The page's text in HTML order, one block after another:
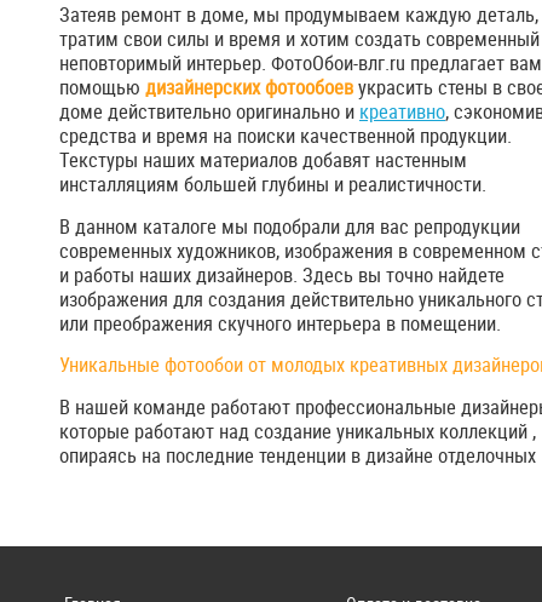
Затеяв ремонт в доме, мы продумываем каждую деталь,
тратим свои силы и время и хотим создать современный
неповторимый интерьер. ФотоОбои-влг.ru предлагает
помощью дизайнерских фотообоевукрасить стены в
доме действительно оригинально и креативно,
средства и время на поиски качественной продукции.
Текстуры наших материалов добавят настенным
инсталляциям большей глубины и реалистичности.
В данном каталоге мы подобрали для вас репродукции
современных художников, изображения в современном
и работы наших дизайнеров. Здесь вы точно найдете
изображения для создания действительно уникального
или преображения скучного интерьера в помещении.
Уникальные фотообои от молодых креативных
В нашей команде работают профессиональные
которые работают над создание уникальных коллекций ,
опираясь на последние тенденции в дизайне отделочных